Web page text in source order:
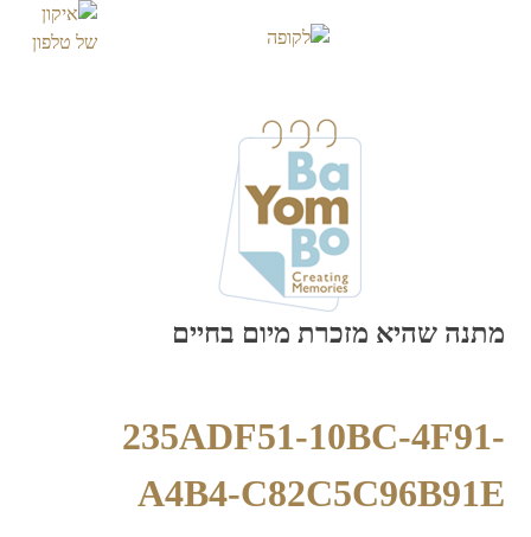
מתנה שהיא מזכרת מיום בחיים
235ADF51-10BC-4F91-
A4B4-C82C5C96B91E